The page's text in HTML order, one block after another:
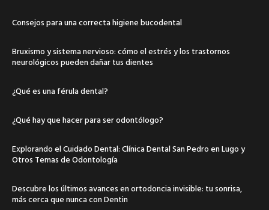
Consejos para una correcta higiene bucodental
Bruxismo y sistema nervioso: cómo el estrés y los trastornos
neurológicos pueden dañar tus dientes
¿Qué es una férula dental?
¿Qué hay que hacer para ser odontólogo?
Explorando el Cuidado Dental: Clínica Dental San Pedro en Lugo y
Otros Temas de Odontología
Descubre los últimos avances en ortodoncia invisible: tu sonrisa,
más cerca que nunca con Dentin